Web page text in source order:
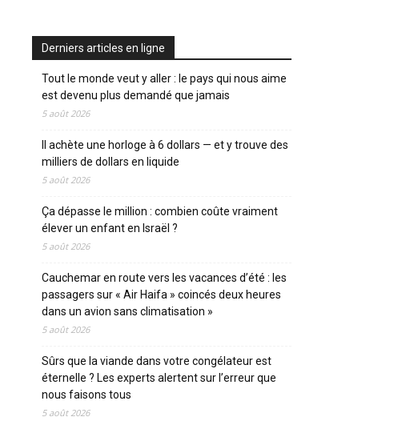
Derniers articles en ligne
Tout le monde veut y aller : le pays qui nous aime
est devenu plus demandé que jamais
5 août 2026
Il achète une horloge à 6 dollars — et y trouve des
milliers de dollars en liquide
5 août 2026
Ça dépasse le million : combien coûte vraiment
élever un enfant en Israël ?
5 août 2026
Cauchemar en route vers les vacances d’été : les
passagers sur « Air Haifa » coincés deux heures
dans un avion sans climatisation »
5 août 2026
Sûrs que la viande dans votre congélateur est
éternelle ? Les experts alertent sur l’erreur que
nous faisons tous
5 août 2026